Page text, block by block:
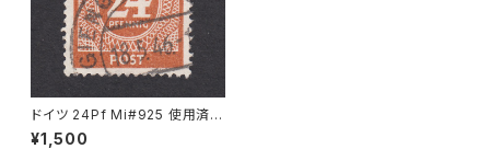
ドイツ 24Pf Mi#925 使用済み
切手｜GIENGEN 18.5.1946
¥1,500